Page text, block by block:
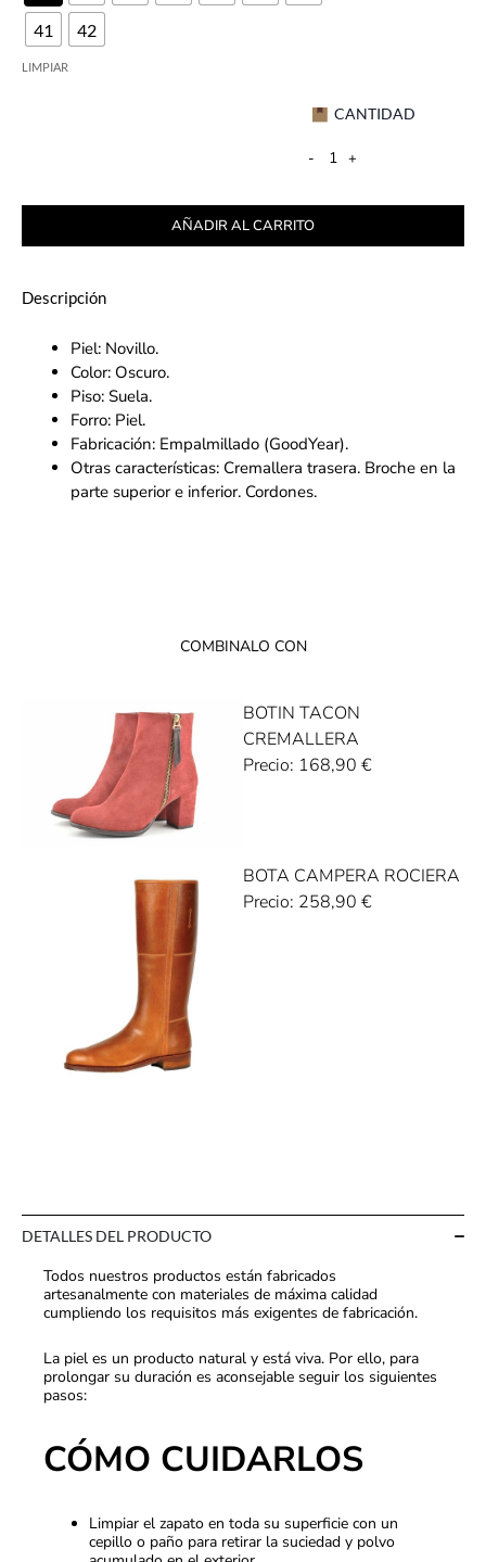
41
42
LIMPIAR
CANTIDAD
- +
AÑADIR AL CARRITO
Descripción
Piel: Novillo.
Color: Oscuro.
Piso: Suela.
Forro: Piel.
Fabricación: Empalmillado (GoodYear).
Otras características: Cremallera trasera. Broche en la
parte superior e inferior. Cordones.
COMBINALO CON
BOTIN TACON
CREMALLERA
Precio: 168,90 €
BOTA CAMPERA ROCIERA
Precio: 258,90 €
DETALLES DEL PRODUCTO
Todos nuestros productos están fabricados
artesanalmente con materiales de máxima calidad
cumpliendo los requisitos más exigentes de fabricación.
La piel es un producto natural y está viva. Por ello, para
prolongar su duración es aconsejable seguir los siguientes
pasos:
CÓMO CUIDARLOS
Limpiar el zapato en toda su superficie con un
cepillo o paño para retirar la suciedad y polvo